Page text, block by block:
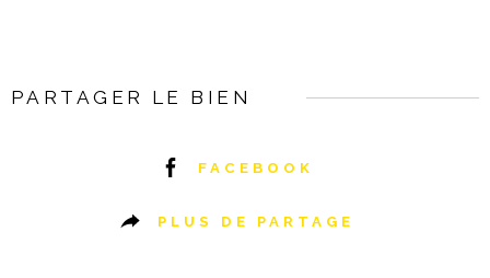
PARTAGER LE BIEN
FACEBOOK
PLUS DE PARTAGE